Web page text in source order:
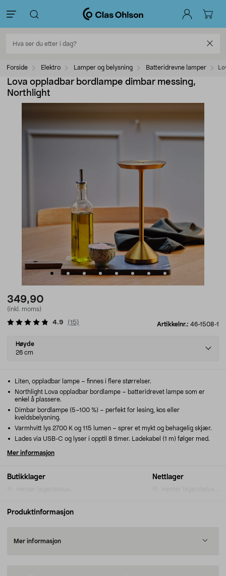
Forside Elektro Lamper og belysning Batteridrevne lamper
Lova oppladbar bordlampe dimbar messing,
Northlight
349,90
(inkl. moms)
Artikkelnr.: 46-1508-1
4.9 (15)
Select
variant
Høyde
26 cm
Butikklager Nettlager
Liten, oppladbar lampe – finnes i flere størrelser.
Northlight Lova oppladbar bordlampe – batteridrevet lampe som er
enkel å plassere.
Dimbar bordlampe (5–100 %) – perfekt for lesing, kos eller
kveldsbelysning.
Varmhvitt lys 2700 K og 115 lumen – sprer et mykt og behagelig skjær.
Lades via USB-C og lyser i opptil 8 timer. Ladekabel (1 m) følger med.
Mer informasjon
Produktinformasjon
Mer informasjon